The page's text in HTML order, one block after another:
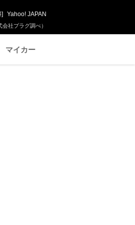
社プラグ調べ）
] Yahoo! JAPAN
マイカー